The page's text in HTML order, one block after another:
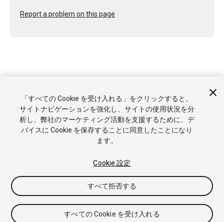
Report a problem on this page
チュートリアル
Answers ナレッジベース フォーラム
ットストア
商標と利用規約 法律関連
プライバシーポリシー
クッキー
私の個人情報を販売または共有しない
Cookie 優先設定
「すべての Cookie を受け入れる」をクリックすると、
サイトナビゲーションを強化し、サイトの使用状況を分
析し、弊社のマーケティング活動を支援するために、デ
バイスに Cookie を保存することに同意したことになり
ます。
Cookie 設定
すべて拒否する
すべての Cookie を受け入れる